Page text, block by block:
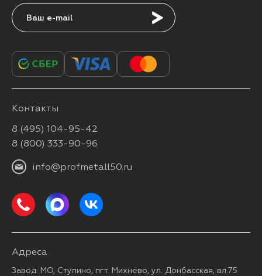
Подписаться
Контакты
8 (495) 104-95-42
8 (800) 333-90-96
info@profmetall50.ru
Адреса
Завод: МО, Ступино, пгт. Михнево, ул. Донбасская, вл.75